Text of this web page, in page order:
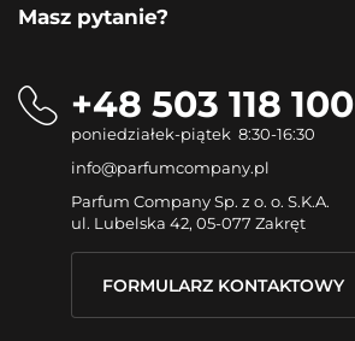
Masz pytanie?
+48 503 118 100
poniedziałek-piątek 8:30-16:30
info@parfumcompany.pl
Parfum Company Sp. z o. o. S.K.A.
ul. Lubelska 42, 05-077 Zakręt
FORMULARZ KONTAKTOWY